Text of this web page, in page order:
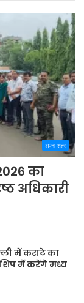
अपना शहर
का
अधिकारी
में कराटे का
में करेंगे मध्य